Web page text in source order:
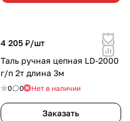
4 205 ₽/шт
Таль ручная цепная LD-2000
г/п 2т длина 3м
0 0 Нет в наличии
Заказать